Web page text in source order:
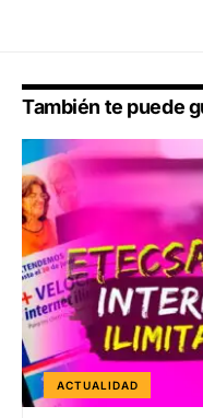
También te puede
ACTUALIDAD